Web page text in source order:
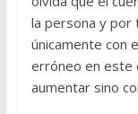
la persona y por
únicamente con
erróneo en este
aumentar sino